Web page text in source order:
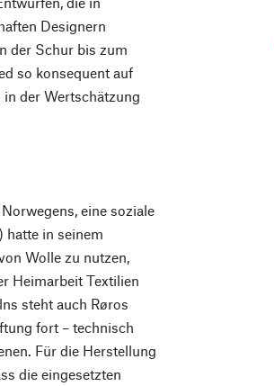
Designern
der Schur bis zum
so konsequent auf
der Wertschätzung
eine soziale
hatte in seinem
Wolle zu nutzen,
Heimarbeit Textilien
steht auch Røros
fort – technisch
Für die Herstellung
die eingesetzten